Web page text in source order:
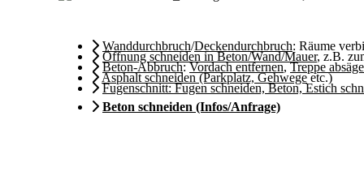
Wanddurchbruch/Deckendurchbruch: Räume
Öffnung schneiden in Beton/Wand/Mauer, z.B.
Beton-Abbruch:Vordach entfernen,Treppe
Asphalt schneiden (Parkplatz, Gehwegeetc.)
Fugenschnitt: Fugen schneiden, Beton, Estich
Beton schneiden (Infos/Anfrage)